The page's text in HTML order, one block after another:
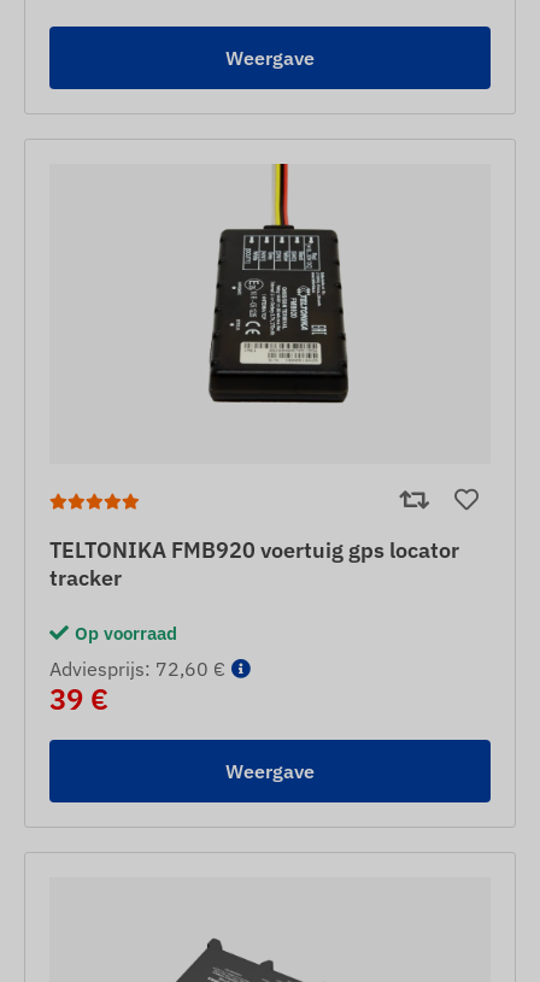
Weergave
TELTONIKA FMB920 voertuig gps locator
tracker
Op voorraad
Adviesprijs: 72,60 €
39 €
Weergave